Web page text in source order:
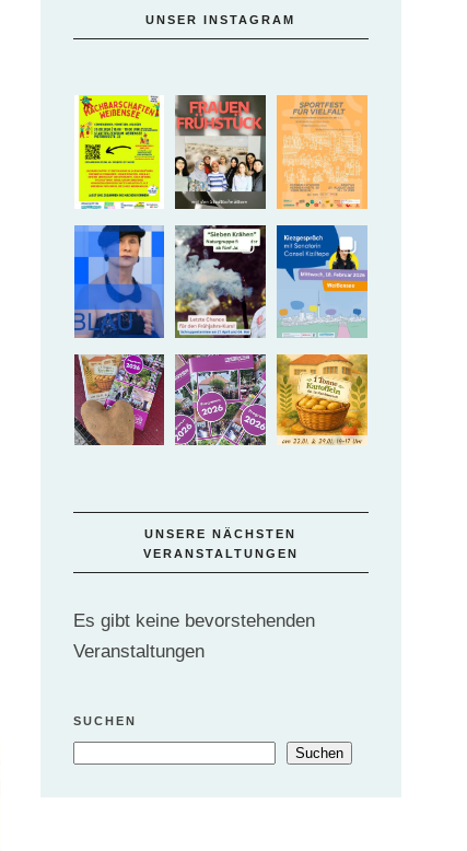
UNSER INSTAGRAM
UNSERE NÄCHSTEN
VERANSTALTUNGEN
Es gibt keine bevorstehenden
Veranstaltungen
SUCHEN
Suchen